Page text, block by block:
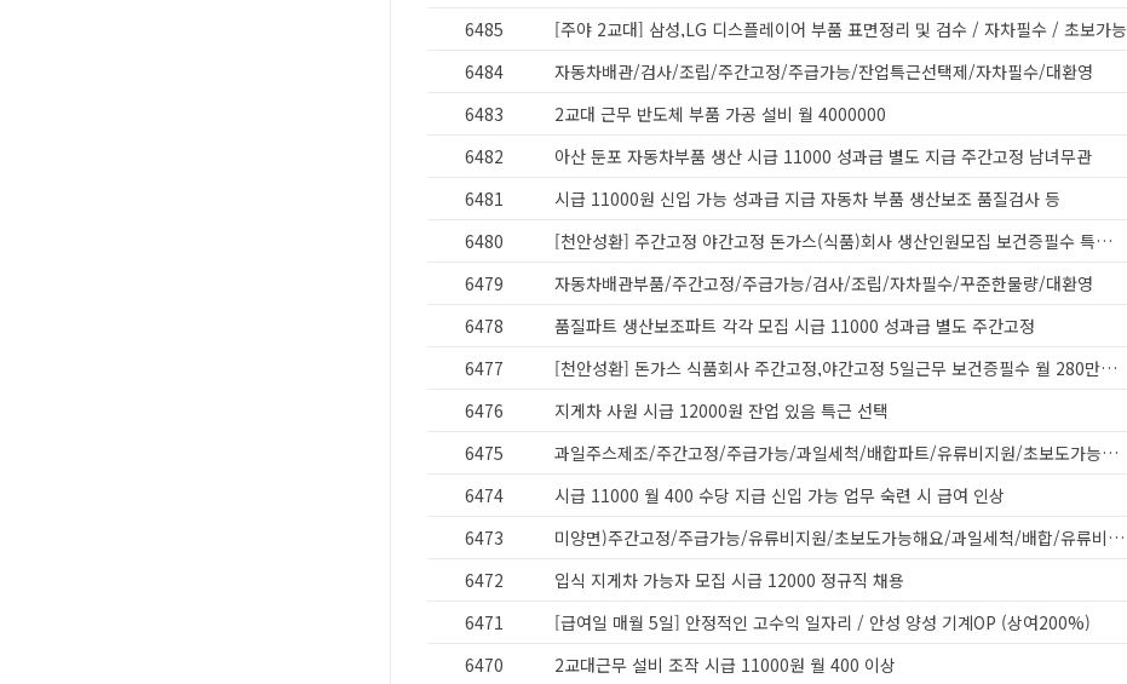
6485
[주야 2교대] 삼성,LG 디스플레이어 부품 표면정리 및 검수 / 자차필수 / 초보가능
6484
자동차배관/검사/조립/주간고정/주급가능/잔업특근선택제/자차필수/대환영
6483
2교대 근무 반도체 부품 가공 설비 월 4000000
6482
아산 둔포 자동차부품 생산 시급 11000 성과급 별도 지급 주간고정 남녀무관
6481
시급 11000원 신입 가능 성과급 지급 자동차 부품 생산보조 품질검사 등
6480
[천안성환] 주간고정 야간고정 돈가스(식품)회사 생산인원모집 보건증필수 특근없음 급구 330만원
6479
자동차배관부품/주간고정/주급가능/검사/조립/자차필수/꾸준한물량/대환영
6478
품질파트 생산보조파트 각각 모집 시급 11000 성과급 별도 주간고정
6477
[천안성환] 돈가스 식품회사 주간고정,야간고정 5일근무 보건증필수 월 280만원이상
6476
지게차 사원 시급 12000원 잔업 있음 특근 선택
6475
과일주스제조/주간고정/주급가능/과일세척/배합파트/유류비지원/초보도가능해요
6474
시급 11000 월 400 수당 지급 신입 가능 업무 숙련 시 급여 인상
6473
미양면)주간고정/주급가능/유류비지원/초보도가능해요/과일세척/배합/유류비지원
6472
입식 지게차 가능자 모집 시급 12000 정규직 채용
6471
[급여일 매월 5일] 안정적인 고수익 일자리 / 안성 양성 기계OP (상여200%)
6470
2교대근무 설비 조작 시급 11000원 월 400 이상